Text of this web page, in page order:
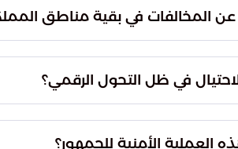
والرياض، والمنطقة الشرقية
الموحد عبر الرقم (911)، وهو المركز المخصص
المتعلقة بعمليات الاحتيال أو
للمجرمين. أما المحور الثاني فهو